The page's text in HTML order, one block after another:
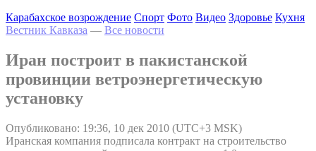
Карабахское возрождение Спорт Фото Видео Здоровье Кухня
Вестник Кавказа — Все новости
Иран построит в пакистанской
провинции ветроэнергетическую
установку
Опубликовано: 19:36, 10 дек 2010 (UTC+3 MSK)
Иранская компания подписала контракт на строительство